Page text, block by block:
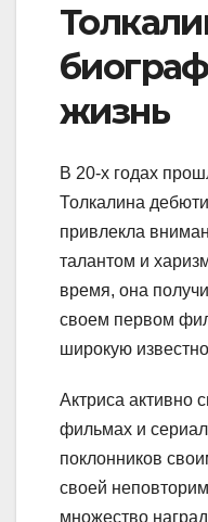
жизнь
В 20-х годах
Толкалина
привлекла
талантом и
время, она
своем первом
широкую
Актриса активно
фильмах и
поклонников
своей
множество